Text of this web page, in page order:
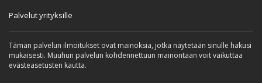
Palvelut yrityksille
Tämän palvelun ilmoitukset ovat mainoksia, jotka näytetään sinulle hakusi
mukaisesti. Muuhun palvelun kohdennettuun mainontaan voit vaikuttaa
evästeasetusten kautta.